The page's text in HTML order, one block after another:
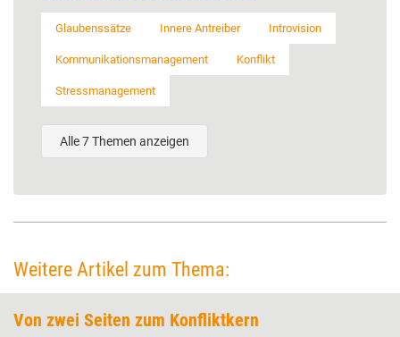
Glaubenssätze Innere Antreiber Introvision
Kommunikationsmanagement Konflikt
Stressmanagement
Alle 7 Themen anzeigen
Weitere Artikel zum Thema:
Von zwei Seiten zum Konfliktkern